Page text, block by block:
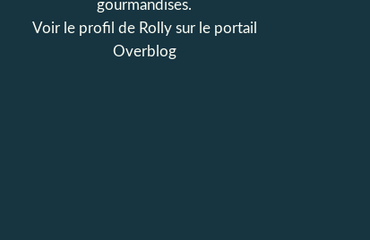
gourmandises.
Voir le profil de Rollysur le portail
Overblog